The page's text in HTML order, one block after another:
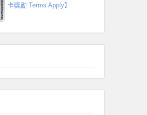
卡獎勵 Terms Apply】